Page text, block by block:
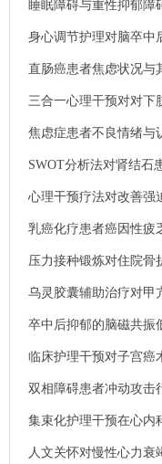
睡眠障碍与重性抑郁障
身心调节护理对脑卒中
直肠癌患者焦虑状况与
三合一心理干预对对下
响.
焦虑症患者不良情绪与
SWOT分析法对肾结石
心理干预疗法对改善强
乳癌化疗患者癌因性疲
压力接种锻炼对住院骨
乌灵胶囊辅助治疗对甲
响.
卒中后抑郁的脑磁共振
临床护理干预对子宫癌
响.
双相障碍患者冲动攻击
集束化护理干预在心内
人文关怀对慢性心力衰